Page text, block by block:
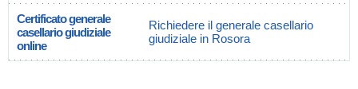
Certificato generale
casellario giudiziale
online
Richiedere il generale casellario
giudiziale in Rosora